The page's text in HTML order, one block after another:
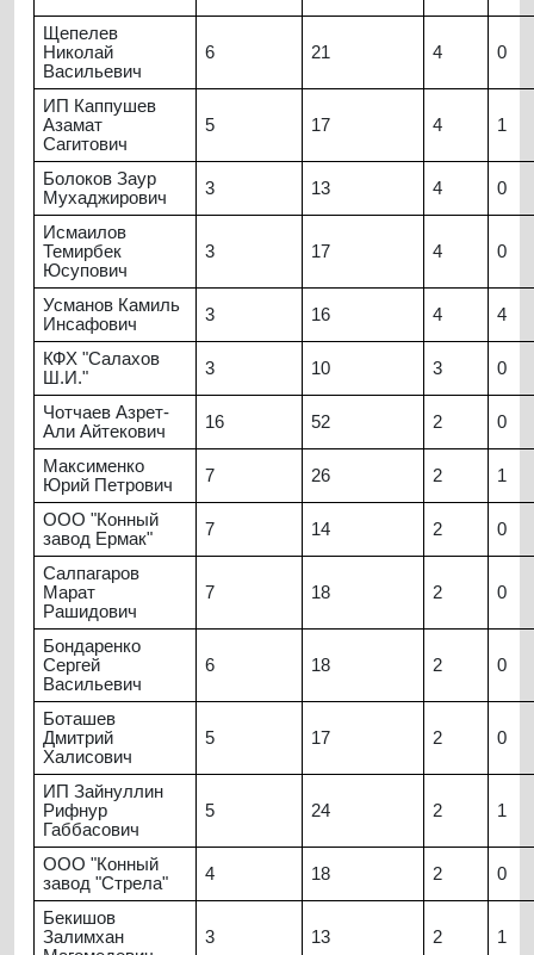
Щепелев
Николай
Васильевич
6 21 4 0
ИП Каппушев
Азамат
Сагитович
5 17 4 1
Болоков Заур
Мухаджирович
3 13 4 0
Исмаилов
Темирбек
Юсупович
3 17 4 0
Усманов Камиль
Инсафович
3 16 4 4
КФХ "Салахов
Ш.И."
3 10 3 0
Чотчаев Азрет-
Али Айтекович
16 52 2 0
Максименко
Юрий Петрович
7 26 2 1
ООО "Конный
завод Ермак"
7 14 2 0
Салпагаров
Марат
Рашидович
7 18 2 0
Бондаренко
Сергей
Васильевич
6 18 2 0
Боташев
Дмитрий
Халисович
5 17 2 0
ИП Зайнуллин
Рифнур
Габбасович
5 24 2 1
ООО "Конный
завод "Стрела"
4 18 2 0
Бекишов
Залимхан
3 13 2 1